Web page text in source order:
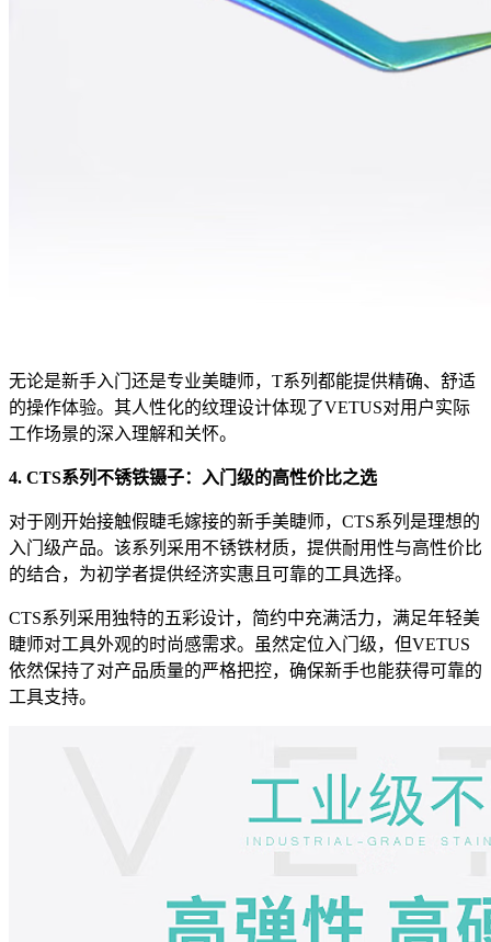
无论是新手入门还是专业美睫师，T系列都能提供精确、舒适
的操作体验。其人性化的纹理设计体现了VETUS对用户实际
工作场景的深入理解和关怀。
4. CTS系列不锈铁镊子：入门级的高性价比之选
对于刚开始接触假睫毛嫁接的新手美睫师，CTS系列是理想的
入门级产品。该系列采用不锈铁材质，提供耐用性与高性价比
的结合，为初学者提供经济实惠且可靠的工具选择。
CTS系列采用独特的五彩设计，简约中充满活力，满足年轻美
睫师对工具外观的时尚感需求。虽然定位入门级，但VETUS
依然保持了对产品质量的严格把控，确保新手也能获得可靠的
工具支持。